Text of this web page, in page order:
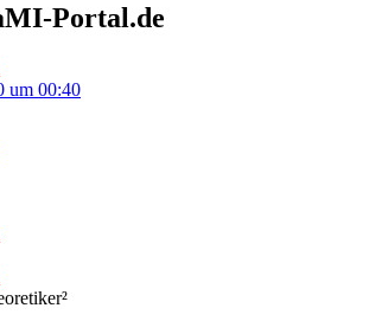
Portal.de
um 00:40